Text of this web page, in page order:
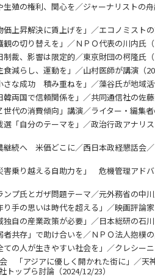
殖の権利、関心を／ジャーナリストの
上昇解決に賃上げを」／エコノミスト
の切り替えを」／ＮＰＯ代表の川内氏
裁、影響は限定的／東京財団の柯隆氏
減らし、運動を」／山村医師が講演（
な成功 積み重ねを」／藻谷氏が地域
両国で信頼関係を」／共同通信社の佐
代の消費傾向」講演／ライター・編集
「自分のテーマを」／政治行政アナリ
続へ 米価どこに／西日本政経懇話会／
乗り越える自助力を」 危機管理アド
プ氏とガザ問題テーマ／元外務省の中
手の思いは時代を超える」／映画評論
自の産業政策が必要」／日本総研の石
共存」で助け合いを／ＮＰＯ法人抱樸
の人が生きやすい社会を」／クレシー
「アジアに優しく開かれた街に」／天
トップら討論（2024/12/23）